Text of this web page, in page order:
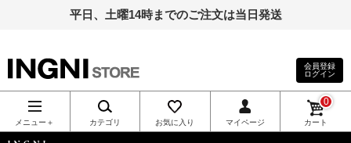
平日、土曜14時までのご注文は当日発送
INGNI（イン
グ）公式通
会員登録
ログイン
メニュー＋ カテゴリ お気に入り マイページ カート
0